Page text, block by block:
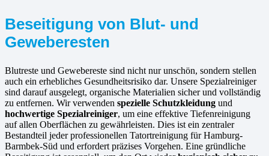
Beseitigung von Blut- und
Geweberesten
Blutreste und Gewebereste sind nicht nur unschön, sondern stellen
auch ein erhebliches Gesundheitsrisiko dar. Unsere Spezialreiniger
sind darauf ausgelegt, organische Materialien sicher und vollständig
zu entfernen. Wir verwenden spezielle Schutzkleidung und
hochwertige Spezialreiniger, um eine effektive Tiefenreinigung
auf allen Oberflächen zu gewährleisten. Dies ist ein zentraler
Bestandteil jeder professionellen Tatortreinigung für Hamburg-
Barmbek-Süd und erfordert präzises Vorgehen. Eine gründliche